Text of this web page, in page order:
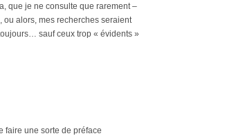
que je ne consulte que rarement –
alors, mes recherches seraient
sauf ceux trop « évidents »
faire une sorte de préface